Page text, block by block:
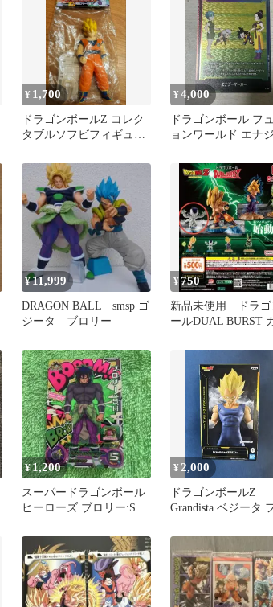
¥ 1,700
ドラゴンボールZ コレク
タブルソフビフィギュア
¥4,000
ドラゴンボール フ
ョンワールド エナ
¥11,999
DRAGON BALL smsp ゴ
ジータ ブロリー
¥750
新品未使用 ドラゴ
ールDUAL BURST
¥1,200
スーパードラゴンボール
ヒーローズ ブロリー:SH
¥2,000
ドラゴンボールZ
Grandista ベジータ